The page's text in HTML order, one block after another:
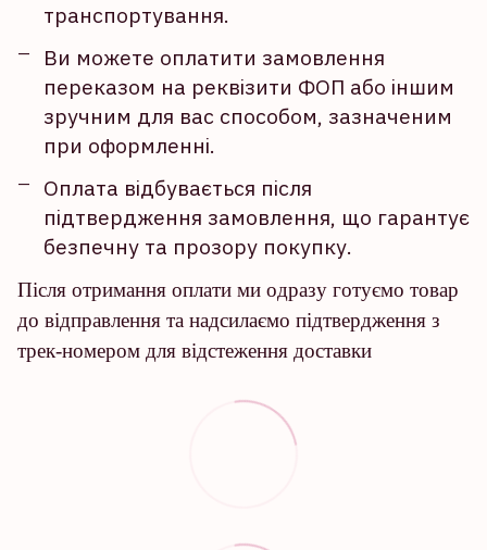
транспортування.
Ви можете оплатити замовлення
переказом на реквізити ФОП або іншим
зручним для вас способом, зазначеним
при оформленні.
Оплата відбувається після
підтвердження замовлення, що гарантує
безпечну та прозору покупку.
Після отримання оплати ми одразу готуємо товар
до відправлення та надсилаємо підтвердження з
трек-номером для відстеження доставки